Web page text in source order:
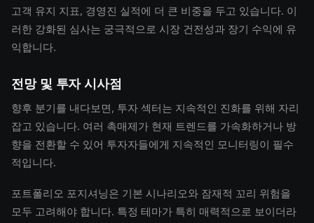
고객 유지 지표, 경영진 실적에 더 큰 비중을 두고 있습니다. 이
러한 강화된 심사는 궁극적으로 시장 건전성과 장기 수익에 유
익합니다.
전망 및 투자 시사점
향후 분기를 내다보면, 투자 섹터는 지속적인 진화를 위해 자리
잡고 있습니다. 여러 촉매제가 현재 트렌드를 가속화하거나 방
향을 전환할 수 있어 투자자들에게 지속적인 모니터링이 필수
적입니다.
포트폴리오 포지셔닝은 기본 시나리오와 잠재적 꼬리 위험을
모두 고려해야 합니다. 특정 테마가 특히 매력적으로 보이더라